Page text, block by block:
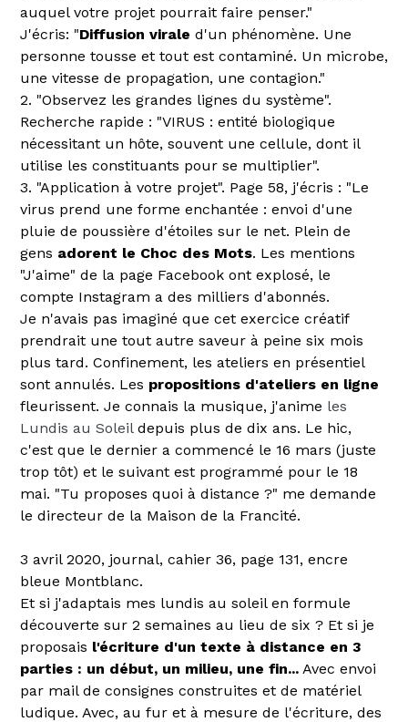
auquel votre projet pourrait faire penser."
J'écris: "Diffusion virale d'un phénomène. Une
personne tousse et tout est contaminé. Un microbe,
une vitesse de propagation, une contagion."
2. "Observez les grandes lignes du système".
Recherche rapide : "VIRUS : entité biologique
nécessitant un hôte, souvent une cellule, dont il
utilise les constituants pour se multiplier".
3. "Application à votre projet". Page 58, j'écris : "Le
virus prend une forme enchantée : envoi d'une
pluie de poussière d'étoiles sur le net. Plein de
gens adorent le Choc des Mots. Les mentions
"J'aime" de la page Facebook ont explosé, le
compte Instagram a des milliers d'abonnés.
Je n'avais pas imaginé que cet exercice créatif
prendrait une tout autre saveur à peine six mois
plus tard. Confinement, les ateliers en présentiel
sont annulés. Les propositions d'ateliers en ligne
fleurissent. Je connais la musique, j'anime les
Lundis au Soleil depuis plus de dix ans. Le hic,
c'est que le dernier a commencé le 16 mars (juste
trop tôt) et le suivant est programmé pour le 18
mai. "Tu proposes quoi à distance ?" me demande
le directeur de la Maison de la Francité.
3 avril 2020, journal, cahier 36, page 131, encre
bleue Montblanc.
Et si j'adaptais mes lundis au soleil en formule
découverte sur 2 semaines au lieu de six ? Et si je
proposais l'écriture d'un texte à distance en 3
parties : un début, un milieu, une fin... Avec envoi
par mail de consignes construites et de matériel
ludique. Avec, au fur et à mesure de l'écriture, des